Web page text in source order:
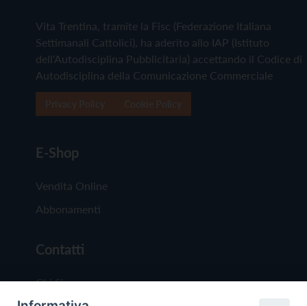
Vita Trentina, tramite la Fisc (Federazione Italiana
Settimanali Cattolici), ha aderito allo IAP (Istituto
dell'Autodisciplina Pubblicitaria) accettando il Codice di
Autodisciplina della Comunicazione Commerciale
E-Shop
Vendita Online
Abbonamenti
Contatti
Chi Siamo